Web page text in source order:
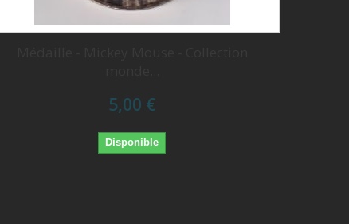
5,00 €
Disponible